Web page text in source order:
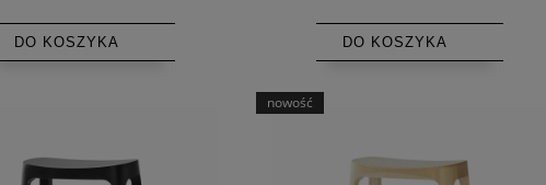
DO KOSZYKA DO KOSZYKA
nowość